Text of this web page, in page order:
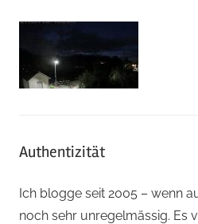
Authentizität
Ich blogge seit 2005 – wenn
noch sehr unregelmässig. Es